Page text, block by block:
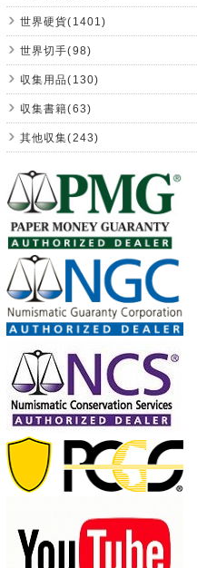
世界硬貨(1401)
世界切手(98)
収集用品(130)
収集書籍(63)
其他収集(243)